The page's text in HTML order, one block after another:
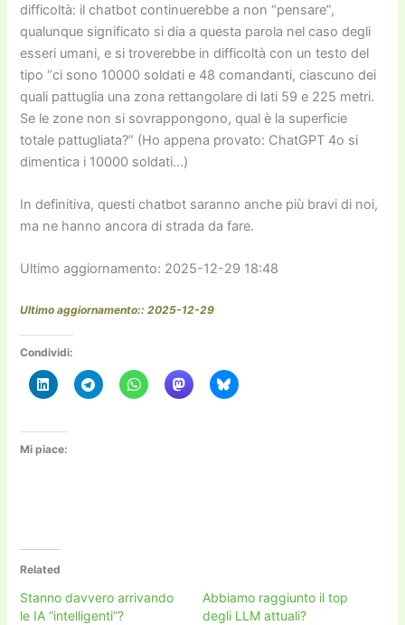
difficoltà: il chatbot continuerebbe a non “pensare”,
qualunque significato si dia a questa parola nel caso degli
esseri umani, e si troverebbe in difficoltà con un testo del
tipo “ci sono 10000 soldati e 48 comandanti, ciascuno dei
quali pattuglia una zona rettangolare di lati 59 e 225 metri.
Se le zone non si sovrappongono, qual è la superficie
totale pattugliata?” (Ho appena provato: ChatGPT 4o si
dimentica i 10000 soldati…)
In definitiva, questi chatbot saranno anche più bravi di noi,
ma ne hanno ancora di strada da fare.
Ultimo aggiornamento: 2025-12-29 18:48
Ultimo aggiornamento:: 2025-12-29
Condividi:
Mi piace:
Related
Stanno davvero arrivando
le IA “intelligenti”?
Abbiamo raggiunto il top
degli LLM attuali?